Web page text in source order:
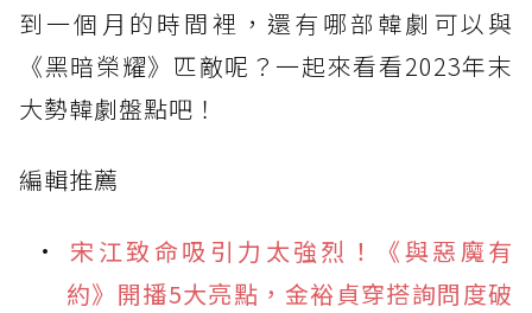
到一個月的時間裡，還有哪部韓劇可以與
《黑暗榮耀》匹敵呢？一起來看看2023年末
大勢韓劇盤點吧！
編輯推薦
宋江致命吸引力太強烈！《與惡魔有
約》開播5大亮點，金裕貞穿搭詢問度破